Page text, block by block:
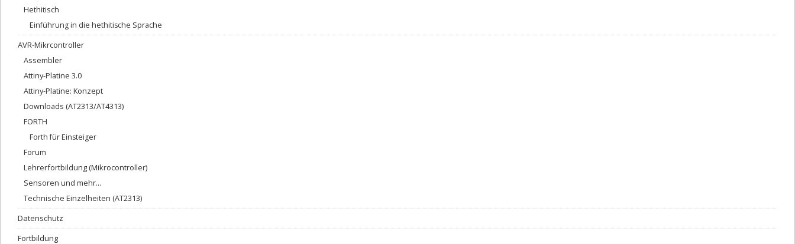
Hethitisch
Einführung in die hethitische Sprache
AVR-Mikrcontroller
Assembler
Attiny-Platine 3.0
Attiny-Platine: Konzept
Downloads (AT2313/AT4313)
FORTH
Forth für Einsteiger
Forum
Lehrerfortbildung (Mikrocontroller)
Sensoren und mehr…
Technische Einzelheiten (AT2313)
Datenschutz
Fortbildung